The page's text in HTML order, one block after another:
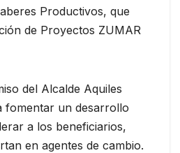
Productivos, que
de Proyectos ZUMAR
del Alcalde Aquiles
fomentar un desarrollo
a los beneficiarios,
en agentes de cambio.